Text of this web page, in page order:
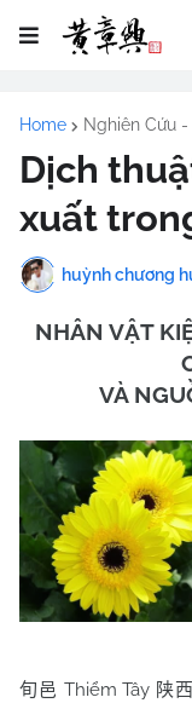
Home Nghiên Cứu
Dịch
xuất
huỳnh chương
NHÂN VẬT
VÀ
旬邑 Thiểm Tây 陕